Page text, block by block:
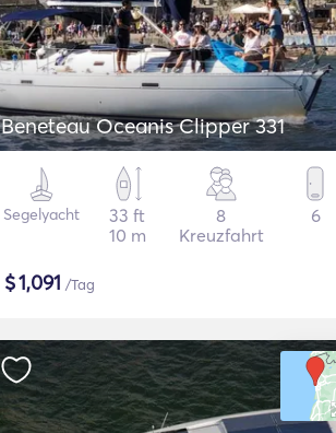
Beneteau Oceanis Clipper 331
Segelyacht
33 ft
10 m
8
Kreuzfahrt
6
$1,091 /Tag